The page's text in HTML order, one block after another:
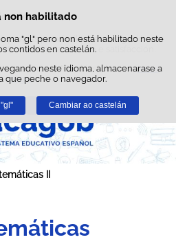
de cookies
propias para facilitar a navegación e
estatísticas de uso e satisfacción.
no apartado "Cookies" do nosoaviso
legal.
Rexeitar
non habilitado
"gl" pero non está habilitado neste
contidos en castelán.
neste idioma, almacenarase a
que peche o navegador.
Cambiar ao castelán
Saltar ao contido
II